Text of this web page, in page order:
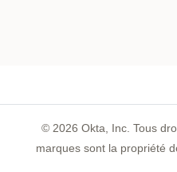
© 2026 Okta, Inc. Tous
marques sont la propriété